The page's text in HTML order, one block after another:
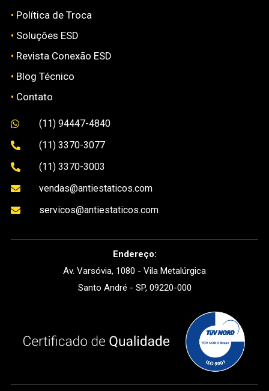
• Política de Troca
• Soluções ESD
• Revista Conexão ESD
• Blog Técnico
• Contato
 (11) 94447-4840
 (11) 3370-3077
 (11) 3370-3003
 vendas@antiestaticos.com
 servicos@antiestaticos.com
Endereço:
Av. Varsóvia, 1080 - Vila Metalúrgica
Santo André - SP, 09220-000